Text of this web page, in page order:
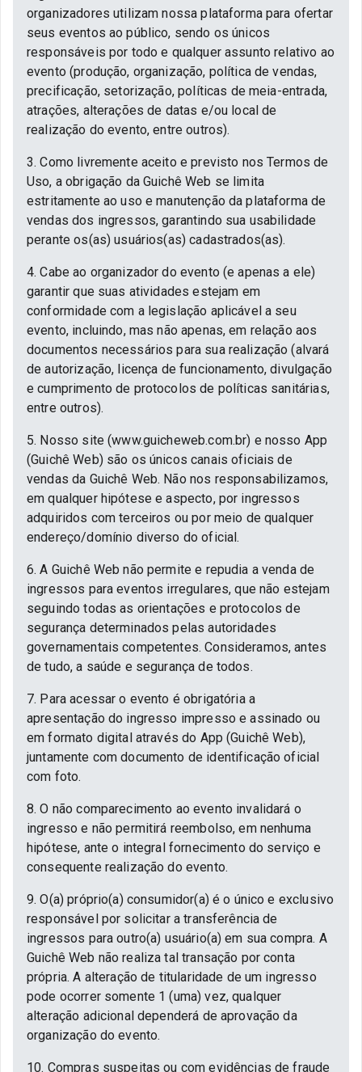
organizadores utilizam nossa plataforma para ofertar
seus eventos ao público, sendo os únicos
responsáveis por todo e qualquer assunto relativo ao
evento (produção, organização, política de vendas,
precificação, setorização, políticas de meia-entrada,
atrações, alterações de datas e/ou local de
realização do evento, entre outros).
3. Como livremente aceito e previsto nos Termos de
Uso, a obrigação da Guichê Web se limita
estritamente ao uso e manutenção da plataforma de
vendas dos ingressos, garantindo sua usabilidade
perante os(as) usuários(as) cadastrados(as).
4. Cabe ao organizador do evento (e apenas a ele)
garantir que suas atividades estejam em
conformidade com a legislação aplicável a seu
evento, incluindo, mas não apenas, em relação aos
documentos necessários para sua realização (alvará
de autorização, licença de funcionamento, divulgação
e cumprimento de protocolos de políticas sanitárias,
entre outros).
5. Nosso site (www.guicheweb.com.br) e nosso App
(Guichê Web) são os únicos canais oficiais de
vendas da Guichê Web. Não nos responsabilizamos,
em qualquer hipótese e aspecto, por ingressos
adquiridos com terceiros ou por meio de qualquer
endereço/domínio diverso do oficial.
6. A Guichê Web não permite e repudia a venda de
ingressos para eventos irregulares, que não estejam
seguindo todas as orientações e protocolos de
segurança determinados pelas autoridades
governamentais competentes. Consideramos, antes
de tudo, a saúde e segurança de todos.
7. Para acessar o evento é obrigatória a
apresentação do ingresso impresso e assinado ou
em formato digital através do App (Guichê Web),
juntamente com documento de identificação oficial
com foto.
8. O não comparecimento ao evento invalidará o
ingresso e não permitirá reembolso, em nenhuma
hipótese, ante o integral fornecimento do serviço e
consequente realização do evento.
9. O(a) próprio(a) consumidor(a) é o único e exclusivo
responsável por solicitar a transferência de
ingressos para outro(a) usuário(a) em sua compra. A
Guichê Web não realiza tal transação por conta
própria. A alteração de titularidade de um ingresso
pode ocorrer somente 1 (uma) vez, qualquer
alteração adicional dependerá de aprovação da
organização do evento.
10. Compras suspeitas ou com evidências de fraude